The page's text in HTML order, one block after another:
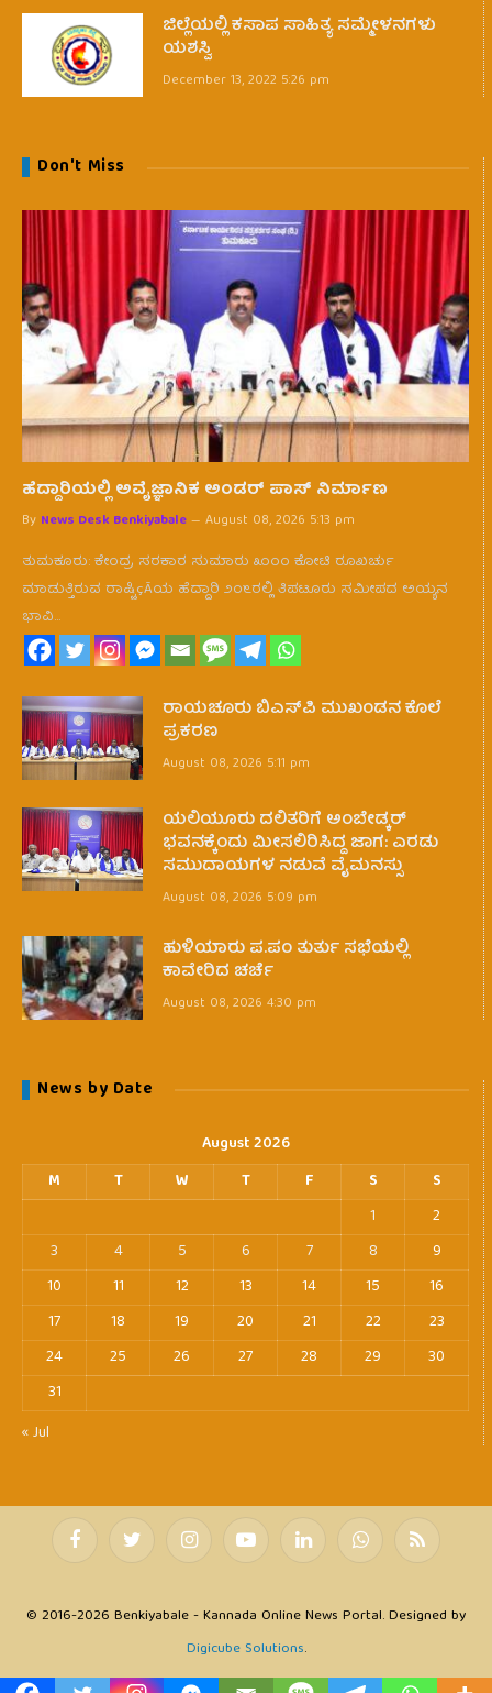
ಜಿಲ್ಲೆಯಲ್ಲಿ ಕಸಾಪ ಸಾಹಿತ್ಯ ಸಮ್ಮೇಳನಗಳು
ಯಶಸ್ವಿ
December 13, 2022 5:26 pm
Don't Miss
ಹೆದ್ದಾರಿಯಲ್ಲಿ ಅವೈಜ್ಞಾನಿಕ ಅಂಡರ್ ಪಾಸ್ ನಿರ್ಮಾಣ
By News Desk Benkiyabale August 08, 2026 5:13 pm
ತುಮಕೂರು: ಕೇಂದ್ರ ಸರಕಾರ ಸುಮಾರು ೩೦೦೦ ಕೋಟಿ ರೂಖರ್ಚು
ಮಾಡುತ್ತಿರುವ ರಾಷ್ಟಿçÃಯ ಹೆದ್ದಾರಿ ೨೦೬ರಲ್ಲಿ ತಿಪಟೂರು ಸಮೀಪದ ಅಯ್ಯನ
ಭಾವಿ…
ರಾಯಚೂರು ಬಿಎಸ್‌ಪಿ ಮುಖಂಡನ ಕೊಲೆ
ಪ್ರಕರಣ
August 08, 2026 5:11 pm
ಯಲಿಯೂರು ದಲಿತರಿಗೆ ಅಂಬೇಡ್ಕರ್
ಭವನಕ್ಕೆಂದು ಮೀಸಲಿರಿಸಿದ್ದ ಜಾಗ: ಎರಡು
ಸಮುದಾಯಗಳ ನಡುವೆ ವೈಮನಸ್ಸು
August 08, 2026 5:09 pm
ಹುಳಿಯಾರು ಪ.ಪಂ ತುರ್ತು ಸಭೆಯಲ್ಲಿ
ಕಾವೇರಿದ ಚರ್ಚೆ
August 08, 2026 4:30 pm
News by Date
August 2026
M
T W T F S
S
1
2
3
4 5 6 7 8
9
10
11 12 13 14 15
16
17
18 19 20 21 22
23
24
25 26 27 28 29
30
31
« Jul
FacebookTwitter InstagramYouTubeLinkedIn WhatsAppRSS
© 2016-2026 Benkiyabale - Kannada Online News Portal. Designed by
Digicube Solutions.